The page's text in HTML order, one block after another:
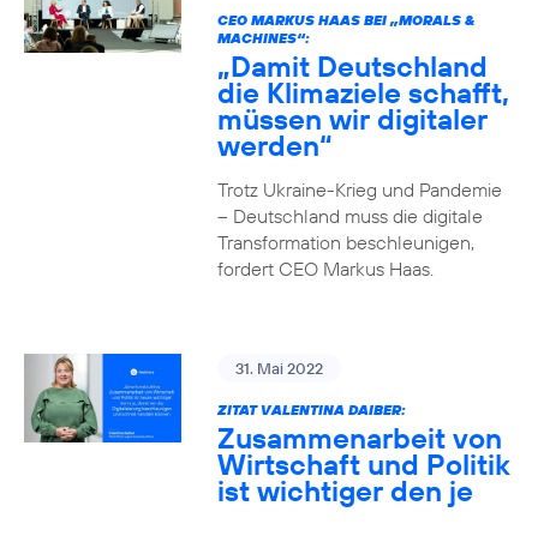
CEO MARKUS HAAS BEI „MORALS &
MACHINES“:
„Damit Deutschland
die Klimaziele schafft,
müssen wir digitaler
werden“
Trotz Ukraine-Krieg und Pandemie
– Deutschland muss die digitale
Transformation beschleunigen,
fordert CEO Markus Haas.
31. Mai 2022
ZITAT VALENTINA DAIBER:
Zusammenarbeit von
Wirtschaft und Politik
ist wichtiger den je